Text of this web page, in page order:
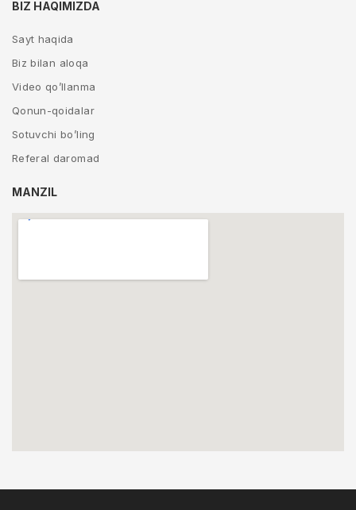
BIZ HAQIMIZDA
Sayt haqida
Biz bilan aloqa
Video qo’llanma
Qonun-qoidalar
Sotuvchi bo’ling
Referal daromad
MANZIL